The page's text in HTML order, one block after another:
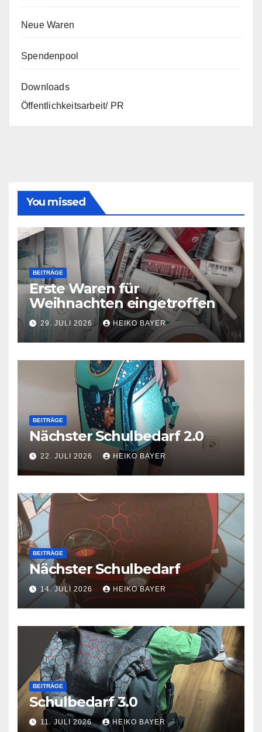
Neue Waren
Spendenpool
Downloads
Öffentlichkeitsarbeit/ PR
You missed
BEITRÄGE
Erste Waren für
Weihnachten eingetroffen
29. JULI 2026 HEIKO BAYER
BEITRÄGE
Nächster Schulbedarf 2.0
22. JULI 2026 HEIKO BAYER
BEITRÄGE
Nächster Schulbedarf
14. JULI 2026 HEIKO BAYER
BEITRÄGE
Schulbedarf 3.0
11. JULI 2026 HEIKO BAYER